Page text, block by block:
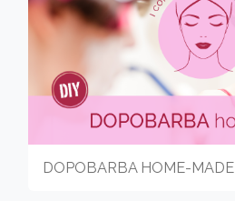
DOPOBARBA HOME-MADE